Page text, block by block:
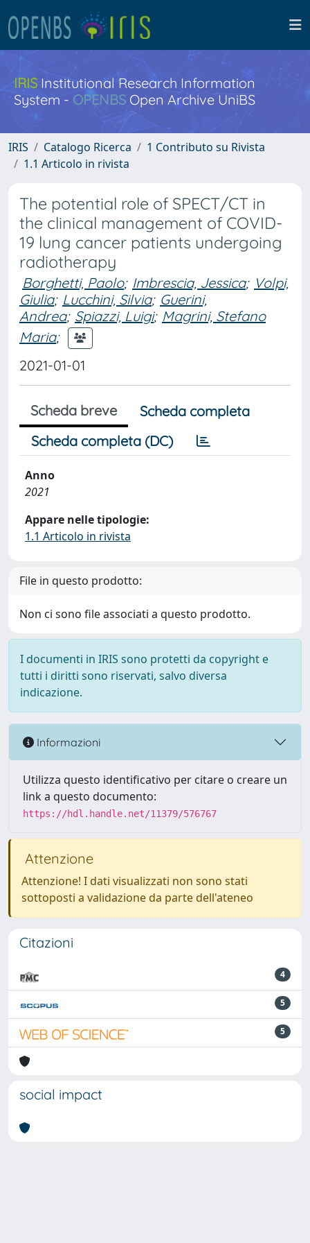
IRISInstitutional Research Information
System - OPENBS Open Archive UniBS
IRIS Catalogo Ricerca
1 Contributo su Rivista
1.1 Articolo in rivista
The potential role of SPECT/CT in
the clinical management of COVID-
19 lung cancer patients undergoing
radiotherapy
Borghetti, Paolo; Imbrescia, Jessica; Volpi,
Giulia; Lucchini, Silvia; Guerini,
Andrea; Spiazzi, Luigi; Magrini, Stefano
Maria;
2021-01-01
Scheda breve
Scheda completa
Scheda completa (DC)
Anno
2021
Appare nelle tipologie:
1.1 Articolo in rivista
File in questo prodotto:
Non ci sono file associati a questo prodotto.
I documenti in IRIS sono protetti da copyright e
tutti i diritti sono riservati, salvo diversa
indicazione.
Informazioni
Utilizza questo identificativo per citare o creare un
link a questo documento:
https://hdl.handle.net/11379/576767
Attenzione
Attenzione! I dati visualizzati non sono stati
sottoposti a validazione da parte dell'ateneo
Citazioni
4
5
5
social impact